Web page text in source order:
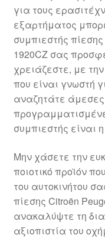
για τους
εξαρτήματος
συμπιεστής
1920CZ σας
χρειάζεστε, με
που είναι γνωστή
αναζητάτε άμεσες
συμπιεστής είναι
Μην χάσετε την
ποιοτικό προϊόν
του αυτοκινήτου
πίεσης Citroën
ανακαλύψτε τη
αξιοπιστία του